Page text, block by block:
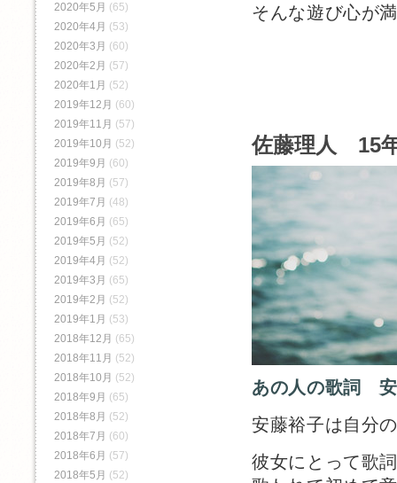
そんな遊び心が
佐藤理人 15
あの人の歌詞
安藤裕子は自分
彼女にとって歌
2020年5月 (65)
2020年4月 (53)
2020年3月 (60)
2020年2月 (57)
2020年1月 (52)
2019年12月 (60)
2019年11月 (57)
2019年10月 (52)
2019年9月 (60)
2019年8月 (57)
2019年7月 (48)
2019年6月 (65)
2019年5月 (52)
2019年4月 (52)
2019年3月 (65)
2019年2月 (52)
2019年1月 (53)
2018年12月 (65)
2018年11月 (52)
2018年10月 (52)
2018年9月 (65)
2018年8月 (52)
2018年7月 (60)
2018年6月 (57)
2018年5月 (52)